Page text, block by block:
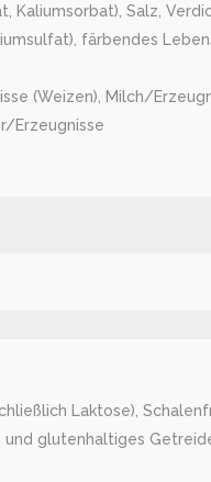
Kaliumsorbat), Salz,
färbendes
(Weizen), Milch/
Erzeugnisse
Laktose),
glutenhaltiges